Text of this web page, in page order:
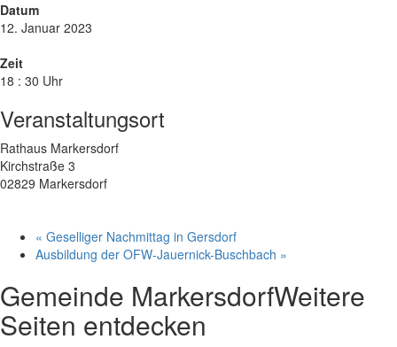
Datum
12. Januar 2023
Zeit
18 : 30 Uhr
Veranstaltungsort
Rathaus Markersdorf
Kirchstraße 3
02829 Markersdorf
« Geselliger Nachmittag in Gersdorf
Ausbildung der OFW-Jauernick-Buschbach »
Gemeinde MarkersdorfWeitere
Seiten entdecken